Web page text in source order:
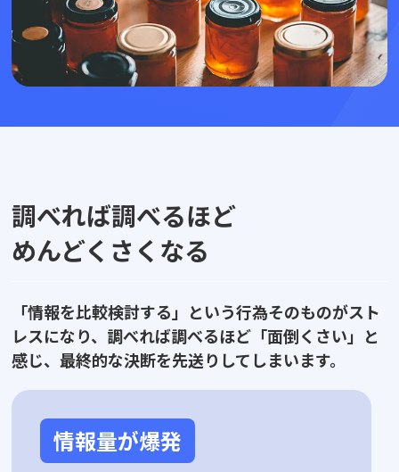
調べれば調べるほど
めんどくさくなる
「情報を比較検討する」という行為そのものがスト
レスになり、 調べれば調べるほど「面倒くさい」と
感じ、最終的な決断を先送りしてしまいます。
情報量が爆発